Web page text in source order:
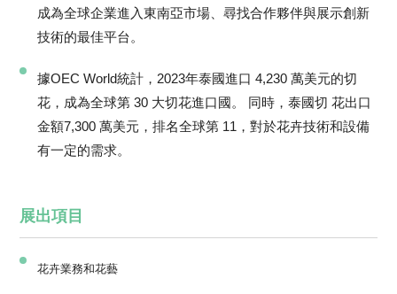
成為全球企業進入東南亞市場、尋找合作夥伴與展示創新
技術的最佳平台。
據OEC World統計，2023年泰國進口 4,230 萬美元的切
花，成為全球第 30 大切花進口國。 同時，泰國切 花出口
金額7,300 萬美元，排名全球第 11，對於花卉技術和設備
有一定的需求。
展出項目
花卉業務和花藝